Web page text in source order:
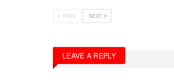
PREV NEXT
LEAVE A REPLY